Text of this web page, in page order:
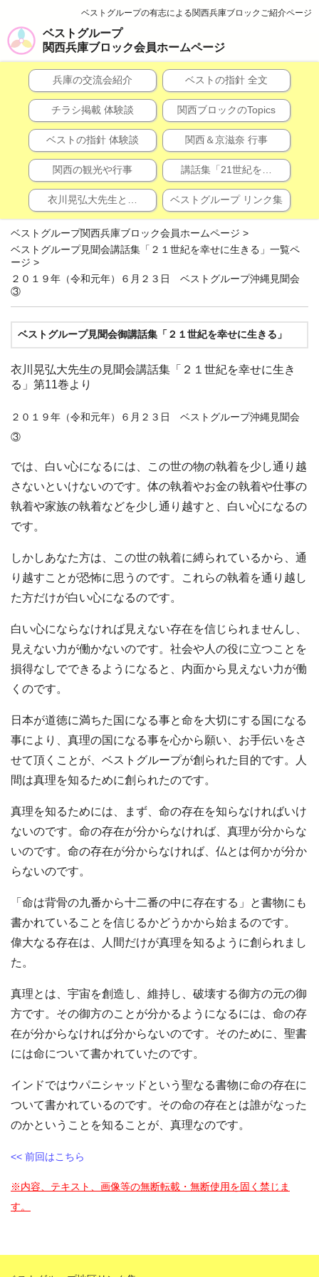
ベストグループの有志による関西兵庫ブロックご紹介ページ
ベストグループ
関西兵庫ブロック会員ホームページ
兵庫の交流会紹介 ベストの指針 全文
チラシ掲載 体験談 関西ブロックのTopics
ベストの指針 体験談 関西＆京滋奈 行事
関西の観光や行事 講話集「21世紀を…
衣川晃弘大先生と… ベストグループ リンク集
ベストグループ関西兵庫ブロック会員ホームページ >
ベストグループ見聞会講話集「２１世紀を幸せに生きる」一覧ペ
ージ >
２０１９年（令和元年）６月２３日 ベストグループ沖縄見聞会
③
ベストグループ見聞会御講話集「２１世紀を幸せに生きる」
衣川晃弘大先生の見聞会講話集「２１世紀を幸せに生き
る」第11巻より
２０１９年（令和元年）６月２３日 ベストグループ沖縄見聞会
③
では、白い心になるには、この世の物の執着を少し通り越
さないといけないのです。体の執着やお金の執着や仕事の
執着や家族の執着などを少し通り越すと、白い心になるの
です。
しかしあなた方は、この世の執着に縛られているから、通
り越すことが恐怖に思うのです。これらの執着を通り越し
た方だけが白い心になるのです。
白い心にならなければ見えない存在を信じられませんし、
見えない力が働かないのです。社会や人の役に立つことを
損得なしでできるようになると、内面から見えない力が働
くのです。
日本が道徳に満ちた国になる事と命を大切にする国になる
事により、真理の国になる事を心から願い、お手伝いをさ
せて頂くことが、ベストグループが創られた目的です。人
間は真理を知るために創られたのです。
真理を知るためには、まず、命の存在を知らなければいけ
ないのです。命の存在が分からなければ、真理が分からな
いのです。命の存在が分からなければ、仏とは何かが分か
らないのです。
「命は背骨の九番から十二番の中に存在する」と書物にも
書かれていることを信じるかどうかから始まるのです。
偉大なる存在は、人間だけが真理を知るように創られまし
た。
真理とは、宇宙を創造し、維持し、破壊する御方の元の御
方です。その御方のことが分かるようになるには、命の存
在が分からなければ分からないのです。そのために、聖書
には命について書かれていたのです。
インドではウパニシャッドという聖なる書物に命の存在に
ついて書かれているのです。その命の存在とは誰がなった
のかということを知ることが、真理なのです。
<< 前回はこちら
※内容、テキスト、画像等の無断転載・無断使用を固く禁じま
す。